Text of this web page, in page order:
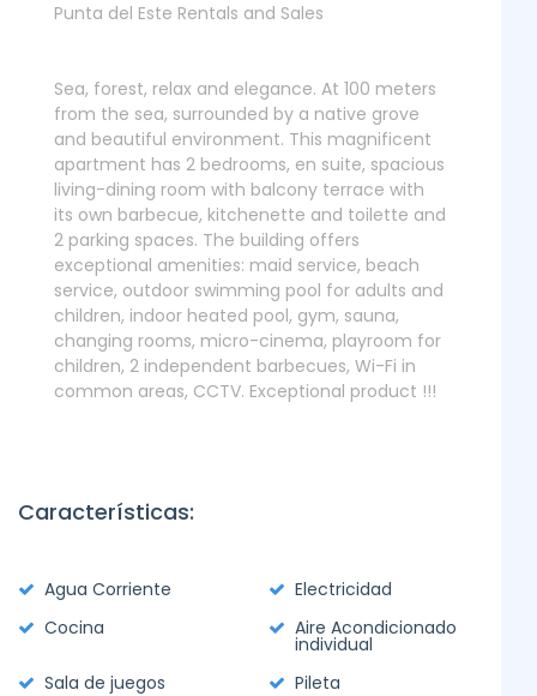
Punta del Este Rentals and Sales
Sea, forest, relax and elegance. At 100 meters
from the sea, surrounded by a native grove
and beautiful environment. This magnificent
apartment has 2 bedrooms, en suite, spacious
living-dining room with balcony terrace with
its own barbecue, kitchenette and toilette and
2 parking spaces. The building offers
exceptional amenities: maid service, beach
service, outdoor swimming pool for adults and
children, indoor heated pool, gym, sauna,
changing rooms, micro-cinema, playroom for
children, 2 independent barbecues, Wi-Fi in
common areas, CCTV. Exceptional product !!!
Características:
Agua Corriente
Electricidad
Cocina
Aire Acondicionado
individual
Sala de juegos
Pileta